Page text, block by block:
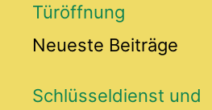
Türöffnung
Neueste Beiträge
Schlüsseldienst und